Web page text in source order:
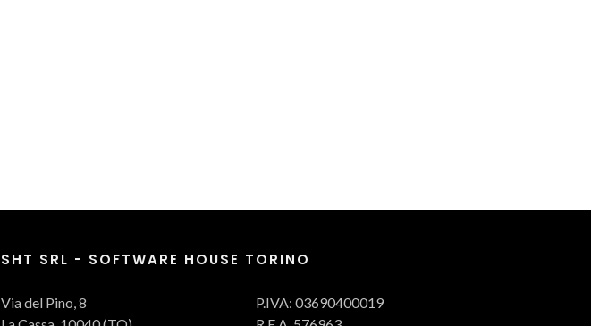
SHT SRL - SOFTWARE HOUSE TORINO
Via del Pino, 8
P.IVA: 03690400019